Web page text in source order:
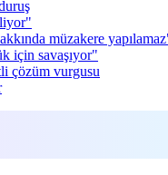
müzakere
için savaşıyor"
çözüm vurgusu